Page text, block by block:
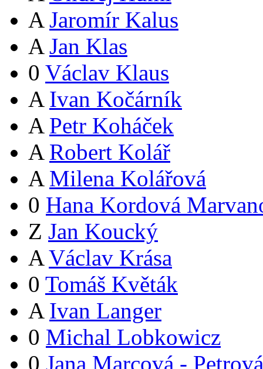
A Jaromír Kalus
A Jan Klas
0 Václav Klaus
A Ivan Kočárník
A Petr Koháček
A Robert Kolář
A Milena Kolářová
0 Hana Kordová
Z Jan Koucký
A Václav Krása
0 Tomáš Květák
A Ivan Langer
0 Michal Lobkowicz
0 Jana Marcová - Petrová